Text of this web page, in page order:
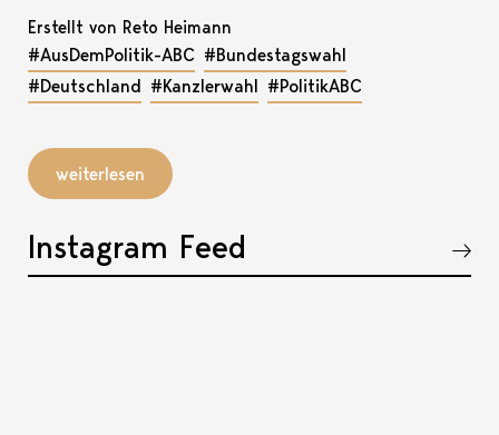
Erstellt von Reto Heimann
#AusDemPolitik-ABC #Bundestagswahl
#Deutschland #Kanzlerwahl #PolitikABC
weiterlesen
Instagram Feed
Akkordeon öffnen, bzw. schliessen